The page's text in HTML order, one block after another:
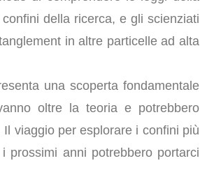
della ricerca, e gli scienziati
in altre particelle ad alta
una scoperta fondamentale
oltre la teoria e potrebbero
viaggio per esplorare i confini più
prossimi anni potrebbero portarci